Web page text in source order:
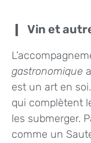
Vin et
gastronomique
est un art en
qui complètent
les submerger.
comme un